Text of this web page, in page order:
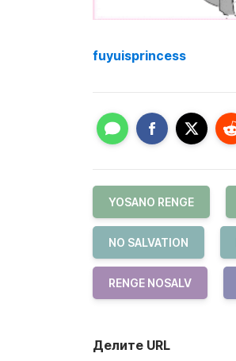
fuyuisprincess
YOSANO RENGE
NO SALVATION
RENGE NOSALV
Делите URL